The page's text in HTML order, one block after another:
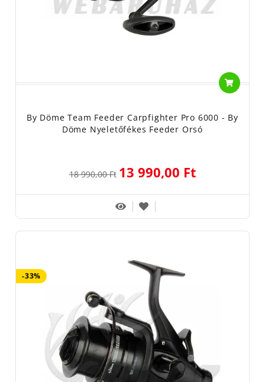
By Döme Team Feeder Carpfighter Pro 6000 - By
Döme Nyeletőfékes Feeder Orsó
18 990,00 Ft 13 990,00 Ft
-33%